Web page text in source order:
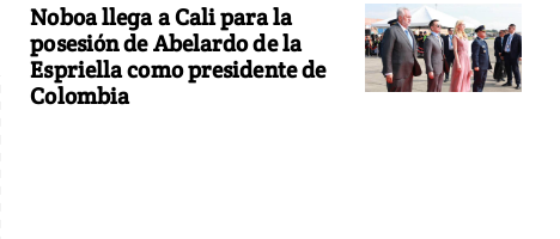
Noboa llega a Cali para la
posesión de Abelardo de la
Espriella como presidente de
Colombia